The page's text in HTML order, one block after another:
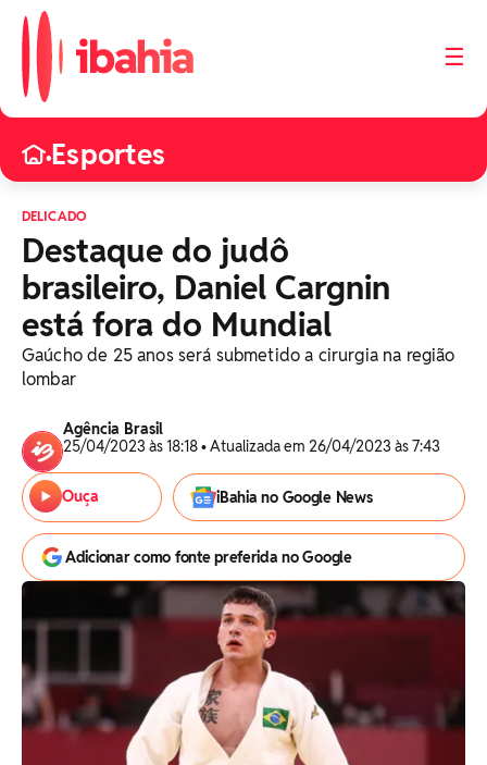
☰
•Esportes
DELICADO
Destaque do judô
brasileiro, Daniel Cargnin
está fora do Mundial
Gaúcho de 25 anos será submetido a cirurgia na região
lombar
Agência Brasil
25/04/2023 às 18:18 • Atualizada em 26/04/2023 às 7:43
Ouça iBahia no Google News
Adicionar como fonte preferida no Google